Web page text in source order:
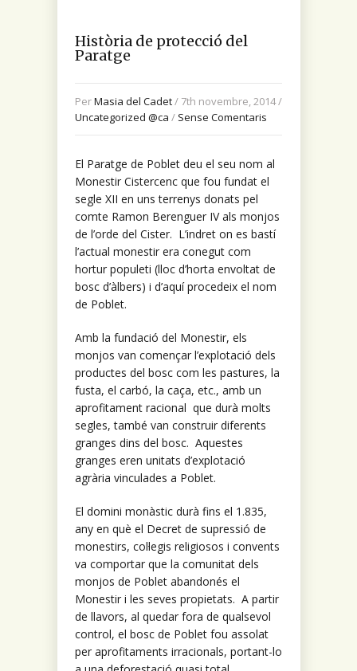
Història de protecció del
Paratge
PerMasia del Cadet/ 7th novembre, 2014 /
Uncategorized @ca / Sense Comentaris
El Paratge de Poblet deu el seu nom al
Monestir Cistercenc que fou fundat el
segle XII en uns terrenys donats pel
comte Ramon Berenguer IV als monjos
de l’orde del Cister. L’indret on es bastí
l’actual monestir era conegut com
hortur populeti (lloc d’horta envoltat de
bosc d’àlbers) i d’aquí procedeix el nom
de Poblet.
Amb la fundació del Monestir, els
monjos van començar l’explotació dels
productes del bosc com les pastures, la
fusta, el carbó, la caça, etc., amb un
aprofitament racional que durà molts
segles, també van construir diferents
granges dins del bosc. Aquestes
granges eren unitats d’explotació
agrària vinculades a Poblet.
El domini monàstic durà fins el 1.835,
any en què el Decret de supressió de
monestirs, col·legis religiosos i convents
va comportar que la comunitat dels
monjos de Poblet abandonés el
Monestir i les seves propietats. A partir
de llavors, al quedar fora de qualsevol
control, el bosc de Poblet fou assolat
per aprofitaments irracionals, portant-lo